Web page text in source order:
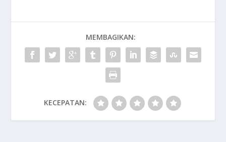
MEMBAGIKAN:
KECEPATAN: